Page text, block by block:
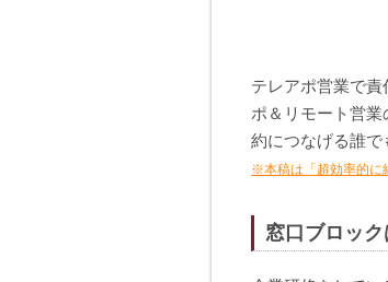
テレアポ営業で
ポ＆リモート営
約につなげる誰で
※本稿は「超効率的に
窓口ブロッ